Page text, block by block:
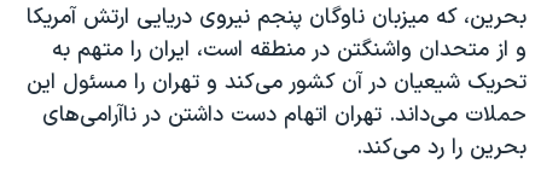
بحرین، که میزبان ناوگان پنجم نیروی دریایی ارتش آمریکا
و از متحدان واشنگتن در منطقه است، ایران را متهم به
تحریک شیعیان در آن کشور می‌کند و تهران را مسئول این
حملات می‌داند. تهران اتهام دست داشتن در ناآرامی‌های
بحرین را رد می‌کند.